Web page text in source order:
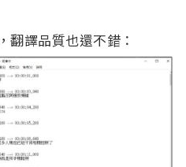
翻譯品質也還不錯：